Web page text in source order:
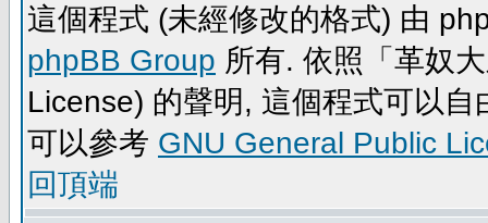
這個程式 (未經修改的格式) 由
phpBB Group 所有. 依照「革奴
License) 的聲明, 這個程式可以
可以參考 GNU General Public
回頂端